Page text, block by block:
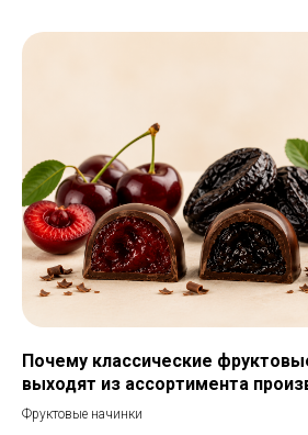
Почему классические
выходят из ассортимента
Фруктовые начинки